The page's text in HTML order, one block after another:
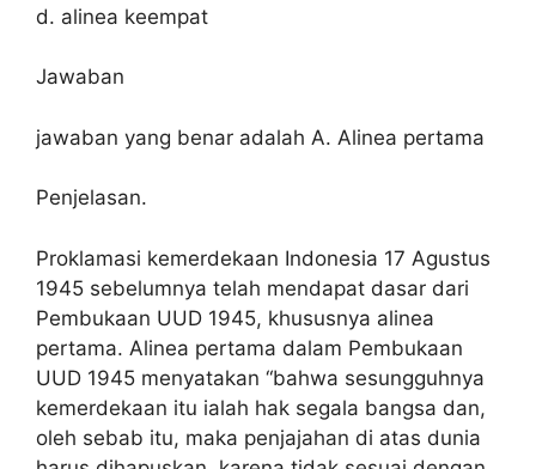
d. alinea keempat
Jawaban
jawaban yang benar adalah A. Alinea pertama
Penjelasan.
Proklamasi kemerdekaan Indonesia 17 Agustus
1945 sebelumnya telah mendapat dasar dari
Pembukaan UUD 1945, khususnya alinea
pertama. Alinea pertama dalam Pembukaan
UUD 1945 menyatakan “bahwa sesungguhnya
kemerdekaan itu ialah hak segala bangsa dan,
oleh sebab itu, maka penjajahan di atas dunia